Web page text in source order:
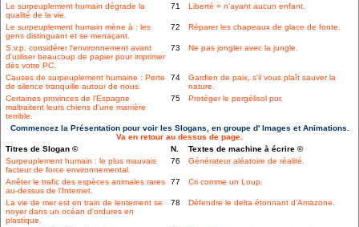
Le surpeuplement humain dégrade la
qualité de la vie.
71 Liberté = n'ayant aucun enfant.
Le surpeuplement humain mène à : les
gens distinguant et se menaçant.
72 Réparer les chapeaux de glace de fonte.
S.v.p. considérer l'environnement avant
d'utiliser beaucoup de papier pour imprimer
dès votre PC.
73 Ne pas jongler avec la jungle.
Causes de surpeuplement humaine : Perte
de silence tranquille autour de nous.
74
Gardien de paix, s'il vous plaît sauver la
nature.
Certaines provinces de l'Espagne
maltraitent leurs chiens d'une manière
terrible.
75 Protéger le pergélisol pur.
Commencez la Présentation pour voir les Slogans, en groupe d' Images et Animations.
Va en retour au dessus de page.
Titres de Slogan ©
N.
Textes de machine à écrire ©
Surpeuplement humain : le plus mauvais
facteur de force environnemental.
76 Générateur aléatoire de réalité.
Arrêter le trafic des espèces animales rares
au-dessus de l'Internet.
77 Cri comme un Loup.
La vie de mer est en train de lentement se
noyer dans un océan d'ordures en
plastique.
78 Défendre le delta étonnant d'Amazone.